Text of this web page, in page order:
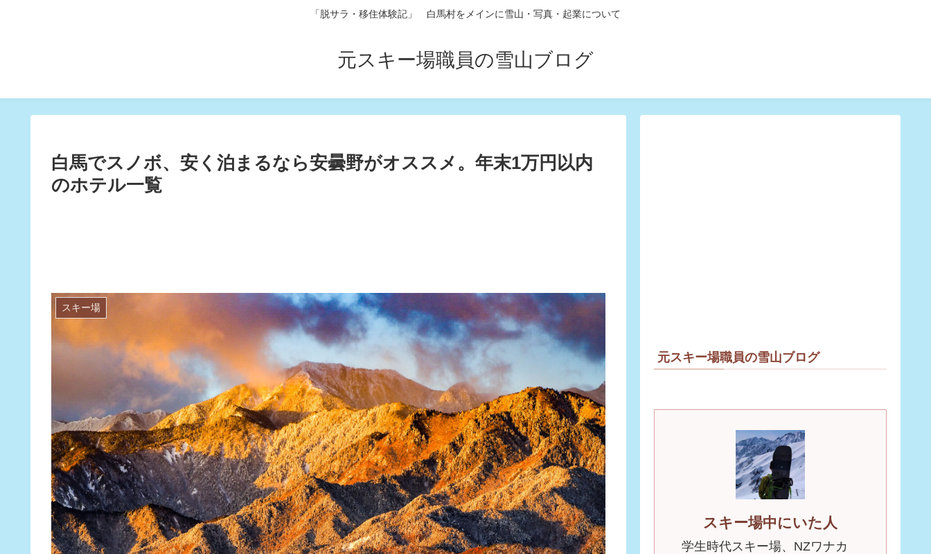
「脱サラ・移住体験記」 白馬村をメインに雪山・写真・起業について
元スキー場職員の雪山ブログ
白馬でスノボ、安く泊まるなら安曇野がオススメ。年末1万円以内
のホテル一覧
スキー場
元スキー場職員の雪山ブログ
スキー場中にいた人
学生時代スキー場、NZワナカ